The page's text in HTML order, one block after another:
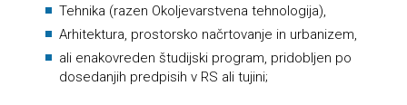
Tehnika (razen Okoljevarstvena tehnologija),
Arhitektura, prostorsko načrtovanje in urbanizem,
ali enakovreden študijski program, pridobljen po
dosedanjih predpisih v RS ali tujini;